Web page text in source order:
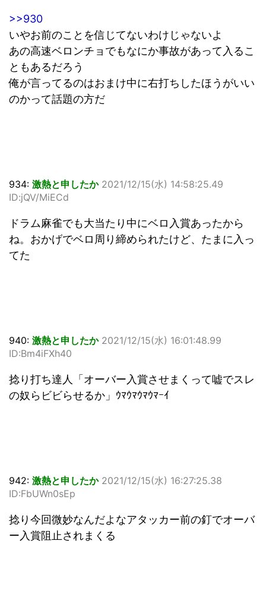
>>930
いやお前のことを信じてないわけじゃないよ
あの高速ベロンチョでもなにか事故があって入るこ
ともあるだろう
俺が言ってるのはおまけ中に右打ちしたほうがいい
のかって話題の方だ
934: 激熱と申したか 2021/12/15(水) 14:58:25.49
ID:jQV/MiECd
ドラム麻雀でも大当たり中にベロ入賞あったから
ね。おかげでベロ周り締められたけど、たまに入っ
てた
940: 激熱と申したか 2021/12/15(水) 16:01:48.99
ID:Bm4iFXh40
捻り打ち達人「オーバー入賞させまくって嘘でスレ
の奴らビビらせるか」ｳﾏｳﾏｳﾏｳﾏｰｲ
942: 激熱と申したか 2021/12/15(水) 16:27:25.38
ID:FbUWn0sEp
捻り今回微妙なんだよなアタッカー前の釘でオーバ
ー入賞阻止されまくる